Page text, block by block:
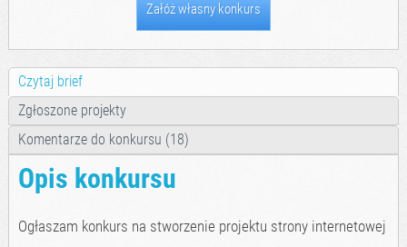
Załóż własny konkurs
Czytaj brief
Zgłoszone projekty
Komentarze do konkursu (18)
Opis konkursu
Ogłaszam konkurs na stworzenie projektu strony internetowej